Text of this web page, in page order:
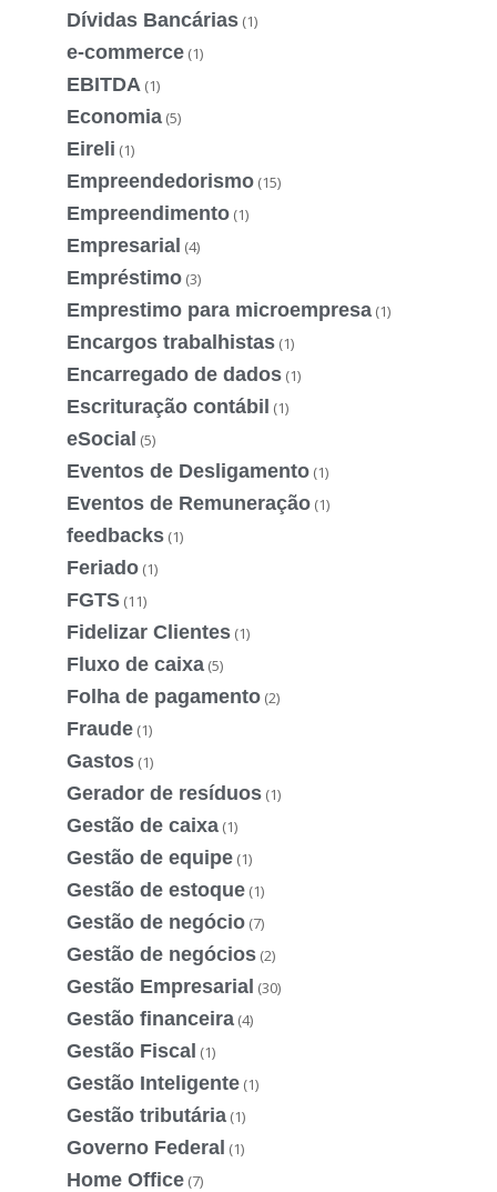
Dívidas Bancárias (1)
e-commerce (1)
EBITDA (1)
Economia (5)
Eireli (1)
Empreendedorismo (15)
Empreendimento (1)
Empresarial (4)
Empréstimo (3)
Emprestimo para microempresa (1)
Encargos trabalhistas (1)
Encarregado de dados (1)
Escrituração contábil (1)
eSocial (5)
Eventos de Desligamento (1)
Eventos de Remuneração (1)
feedbacks (1)
Feriado (1)
FGTS (11)
Fidelizar Clientes (1)
Fluxo de caixa (5)
Folha de pagamento (2)
Fraude (1)
Gastos (1)
Gerador de resíduos (1)
Gestão de caixa (1)
Gestão de equipe (1)
Gestão de estoque (1)
Gestão de negócio (7)
Gestão de negócios (2)
Gestão Empresarial (30)
Gestão financeira (4)
Gestão Fiscal (1)
Gestão Inteligente (1)
Gestão tributária (1)
Governo Federal (1)
Home Office (7)